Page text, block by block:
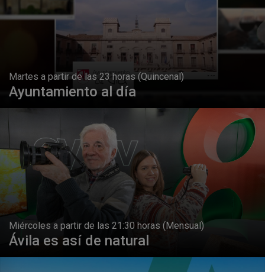
Martes a partir de las 23 horas (Quincenal)
Ayuntamiento al día
Miércoles a partir de las 21:30 horas (Mensual)
Ávila es así de natural